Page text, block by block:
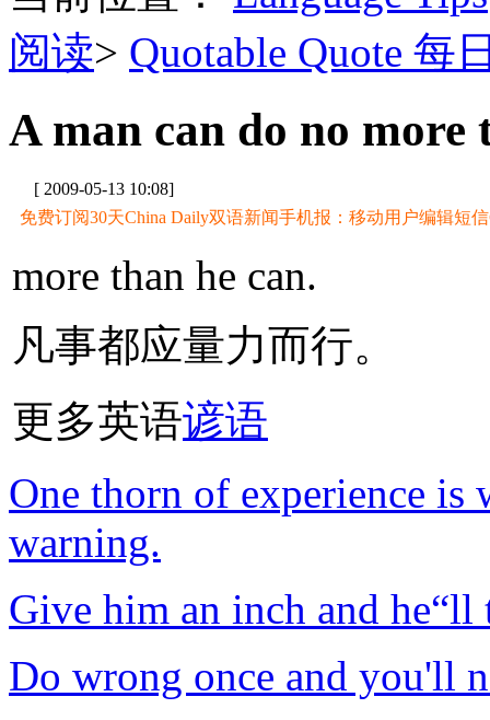
阅读> Quotable Quote 每
A man can do no more
[ 2009-05-13 10:08]
免费订阅30天China Daily双语新闻手机报：移动用户编辑短信
more than he can.
凡事都应量力而行。
更多英语谚语
One thorn of experience is
warning.
Give him an inch and he“ll
Do wrong once and you'll